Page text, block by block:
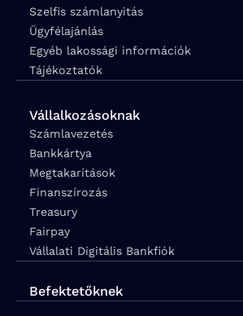
Szelfis számlanyitás
Ügyfélajánlás
Egyéb lakossági információk
Tájékoztatók
Vállalkozásoknak
Számlavezetés
Bankkártya
Megtakarítások
Finanszírozás
Treasury
Fairpay
Vállalati Digitális Bankfiók
Befektetőknek